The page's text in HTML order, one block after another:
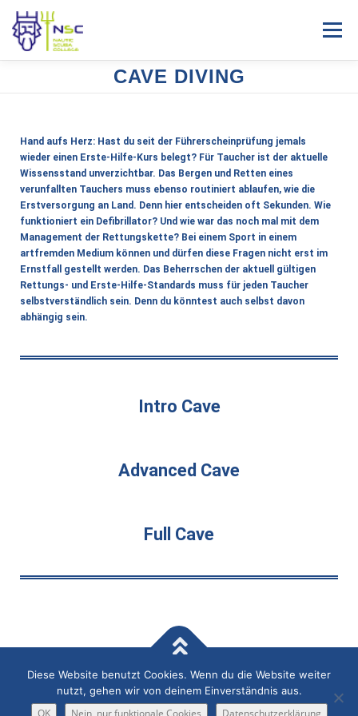
Menü
FAMILIE SERVICE DATENSCHUTZ IMPRESSUM
CAVE DIVING
Hand aufs Herz: Hast du seit der Führerscheinprüfung jemals
wieder einen Erste-Hilfe-Kurs belegt? Für Taucher ist der aktuelle
Wissensstand unverzichtbar. Das Bergen und Retten eines
verunfallten Tauchers muss ebenso routiniert ablaufen, wie die
Erstversorgung an Land. Denn hier entscheiden oft Sekunden. Wie
funktioniert ein Defibrillator? Und wie war das noch mal mit dem
Management der Rettungskette? Bei einem Sport in einem
artfremden Medium können und dürfen diese Fragen nicht erst im
Ernstfall gestellt werden. Das Beherrschen der aktuell gültigen
Rettungs- und Erste-Hilfe-Standards muss für jeden Taucher
selbstverständlich sein. Denn du könntest auch selbst davon
abhängig sein.
Intro Cave
Advanced Cave
Full Cave
Copyright © 2026 Dive NSC – OnePress Theme von
FameThemes
Diese Website benutzt Cookies. Wenn du die Website weiter
nutzt, gehen wir von deinem Einverständnis aus.
OK Nein, nur funktionale Cookies Datenschutzerklärung